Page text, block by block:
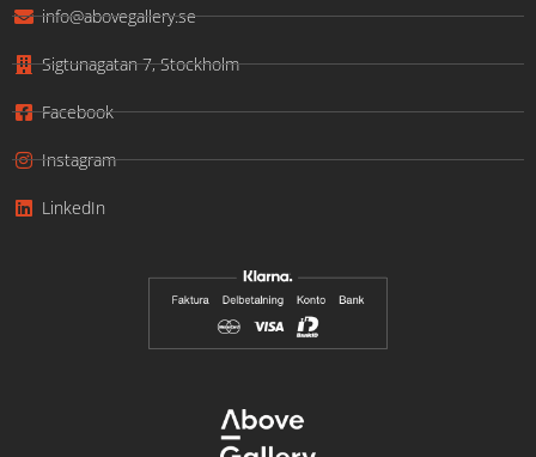
info@abovegallery.se
Sigtunagatan 7, Stockholm
Facebook
Instagram
LinkedIn